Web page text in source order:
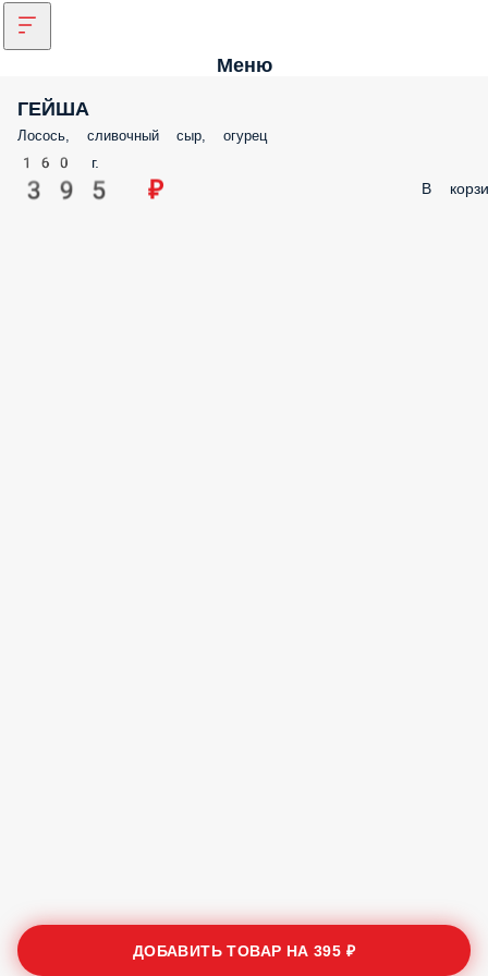
Меню
ГЕЙША
Лосось, сливочный сыр, огурец
160 г.
395 ₽ В
ДОБАВИТЬ ТОВАР НА395 ₽